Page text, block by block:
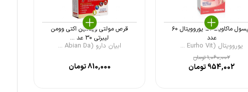
کپسول ماکاویت اف یوروویتال ۶۰
عدد
یوروویتال (Eurho Vit ...
1,060,002تومان
954,002تومان
قرص مولتی ویتامین اکتی وومن
لیبرتی 30 عد ...
ابیان دارو (Abian Da ...
810,000تومان